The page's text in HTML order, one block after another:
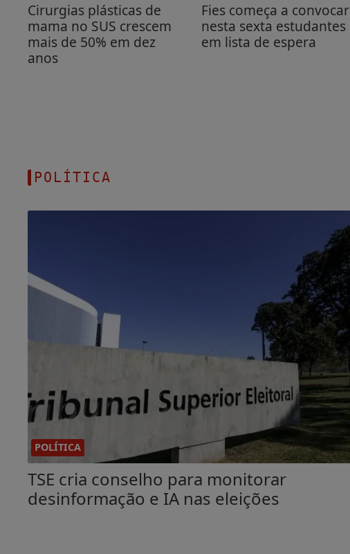
Cirurgias plásticas de
mama no SUS crescem
mais de 50% em dez
anos
Fies começa a convocar
nesta sexta estudantes
em lista de espera
POLÍTICA
POLÍTICA
TSE cria conselho para monitorar
desinformação e IA nas eleições